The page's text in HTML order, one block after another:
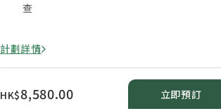
查
計劃詳情
HK$8,580.00 立即預訂